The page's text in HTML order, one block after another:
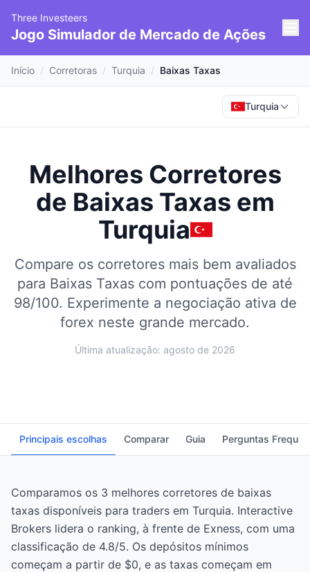
Three Investeers
Jogo Simulador de Mercado de Ações
Início / Corretoras / Turquia / Baixas Taxas
Turquia
Melhores Corretores
de Baixas Taxas em
Turquia
Compare os corretores mais bem avaliados
para Baixas Taxas com pontuações de até
98/100. Experimente a negociação ativa de
forex neste grande mercado.
Última atualização: agosto de 2026
Principais escolhas Comparar Guia Perguntas
Comparamos os 3 melhores corretores de baixas
taxas disponíveis para traders em Turquia. Interactive
Brokers lidera o ranking, à frente de Exness, com uma
classificação de 4.8/5. Os depósitos mínimos
começam a partir de $0, e as taxas começam em